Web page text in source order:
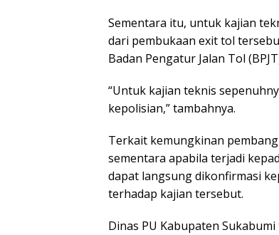
Sementara itu, untuk kajian
dari pembukaan exit tol
Badan Pengatur Jalan Tol
“Untuk kajian teknis
kepolisian,” tambahnya.
Terkait kemungkinan
sementara apabila terjadi
dapat langsung dikonfirmasi
terhadap kajian tersebut.
Dinas PU Kabupaten